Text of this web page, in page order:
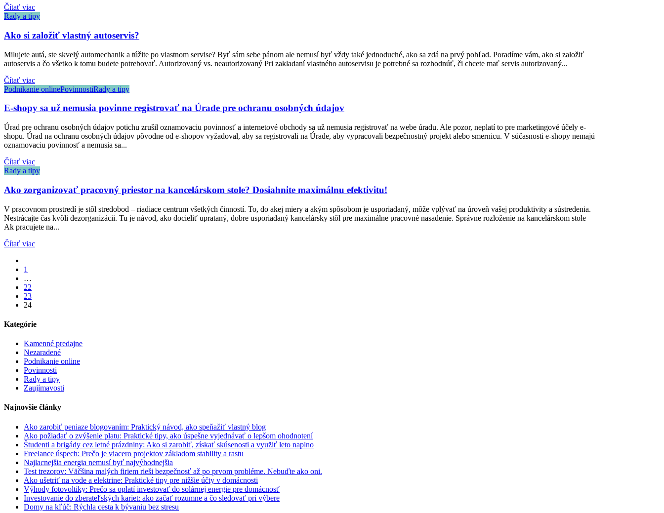
Čítať viac
Rady a tipy
Ako si založiť vlastný autoservis?
Milujete autá, ste skvelý automechanik a túžite po vlastnom servise? Byť sám sebe pánom ale nemusí byť vždy také jednoduché, ako sa zdá na prvý pohľad. Poradíme vám, ako si založiť
autoservis a čo všetko k tomu budete potrebovať. Autorizovaný vs. neautorizovaný Pri zakladaní vlastného autoservisu je potrebné sa rozhodnúť, či chcete mať servis autorizovaný...
Čítať viac
Podnikanie onlinePovinnostiRady a tipy
E-shopy sa už nemusia povinne registrovať na Úrade pre ochranu osobných údajov
Úrad pre ochranu osobných údajov potichu zrušil oznamovaciu povinnosť a internetové obchody sa už nemusia registrovať na webe úradu. Ale pozor, neplatí to pre marketingové účely e-
shopu. Úrad na ochranu osobných údajov pôvodne od e-shopov vyžadoval, aby sa registrovali na Úrade, aby vypracovali bezpečnostný projekt alebo smernicu. V súčasnosti e-shopy nemajú
oznamovaciu povinnosť a nemusia sa...
Čítať viac
Rady a tipy
Ako zorganizovať pracovný priestor na kancelárskom stole? Dosiahnite maximálnu efektivitu!
V pracovnom prostredí je stôl stredobod – riadiace centrum všetkých činností. To, do akej miery a akým spôsobom je usporiadaný, môže vplývať na úroveň vašej produktivity a sústredenia.
Nestrácajte čas kvôli dezorganizácii. Tu je návod, ako docieliť uprataný, dobre usporiadaný kancelársky stôl pre maximálne pracovné nasadenie. Správne rozloženie na kancelárskom stole
Ak pracujete na...
Čítať viac
1
…
22
23
24
Kategórie
Kamenné predajne
Nezaradené
Podnikanie online
Povinnosti
Rady a tipy
Zaujímavosti
Najnovšie články
Ako zarobiť peniaze blogovaním: Praktický návod, ako speňažiť vlastný blog
Ako požiadať o zvýšenie platu: Praktické tipy, ako úspešne vyjednávať o lepšom ohodnotení
Študenti a brigády cez letné prázdniny: Ako si zarobiť, získať skúsenosti a využiť leto naplno
Freelance úspech: Prečo je viacero projektov základom stability a rastu
Najlacnejšia energia nemusí byť najvýhodnejšia
Test trezorov: Väčšina malých firiem rieši bezpečnosť až po prvom probléme. Nebuďte ako oni.
Ako ušetriť na vode a elektrine: Praktické tipy pre nižšie účty v domácnosti
Výhody fotovoltiky: Prečo sa oplatí investovať do solárnej energie pre domácnosť
Investovanie do zberateľských kariet: ako začať rozumne a čo sledovať pri výbere
Domy na kľúč: Rýchla cesta k bývaniu bez stresu